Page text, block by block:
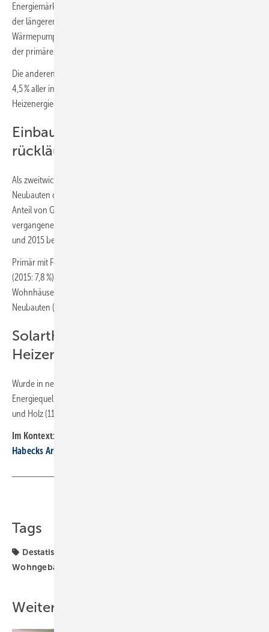
Energiemärkten und bei den Förderprogrammen des Bundes sowie
der längeren Bauzeiten allerdings schon bald dazu kommen, dass die
Wärmepumpe auch bei Mehrfamilienhäusern die führende Rolle bei
der primären Heizquelle übernimmt.
Die anderen erneuerbaren Energien zusammengenommen werden in
4,5 % aller in 2021 fertiggestellten neuen Wohngebäude als primäre
Heizenergiequelle genutzt.
Einbau von Gas-Heizungen weiter
rückläufig
Als zweitwichtigste primäre Energiequelle wurde in 34,3 % der
Neubauten der konventionelle Energieträger Erdgas eingesetzt. Der
Anteil von Gas-Heizungen als primäre Energiequelle nahm in den
vergangenen Jahren kontinuierlich ab. 2020 hatte er noch bei 39,0 %
und 2015 bei 51,5 % gelegen.
Primär mit Fernwärme beheizt wurden 8,0 % der neuen Wohngebäude
(2015: 7,8 %). Öl-Heizungen wurden nur noch in 611 neuen
Wohnhäusern als Primärheizung eingesetzt, das waren nur 0,6 % der
Neubauten (2015: 1195 bzw. 1,1 %).
Solarthermie und Holz als sekundäre
Heizenergiequellen
Wurde in neuen Wohngebäuden eine weitere (sekundäre)
Energiequelle eingesetzt, waren dies bevorzugt Solarthermie (13,1 %)
und Holz (11,8 %). ■
Im Kontext:
Habecks Arbeitsplan: bis 2024 jährlich 500 000 Wärmepumpen
Tags
Destatis
Wohngebäude
Weitere Inhalte